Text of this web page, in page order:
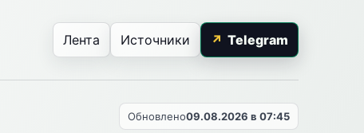
Лента Источники Telegram
Обновлено09.08.2026 в 07:45